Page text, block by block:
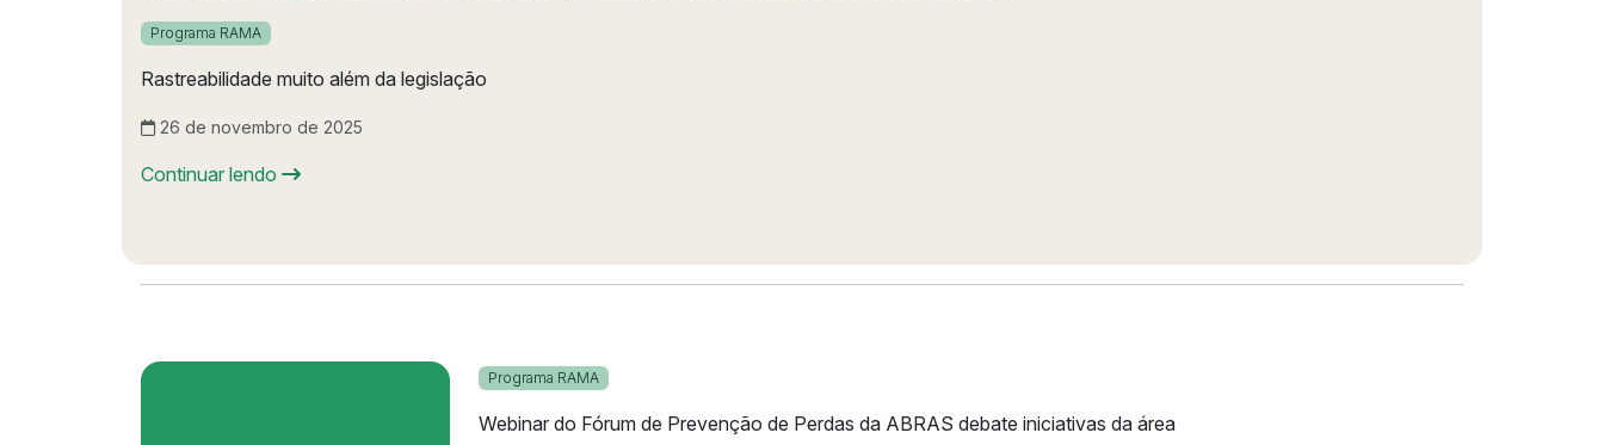
Programa RAMA
Rastreabilidade muito além da legislação
26 de novembro de 2025
Continuar lendo
Programa RAMA
Webinar do Fórum de Prevenção de Perdas da ABRAS debate iniciativas da área